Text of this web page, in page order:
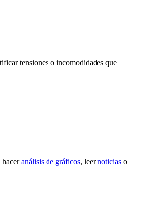
tensiones o incomodidades que
haceranálisis de gráficos, leernoticias o